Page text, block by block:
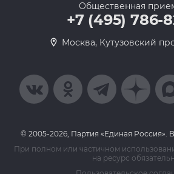
Общественная
+7 (495) 786-
Москва, Кутузовский
© 2005-2026, Партия «Единая Россия».
При полном или частичном
на ресурс